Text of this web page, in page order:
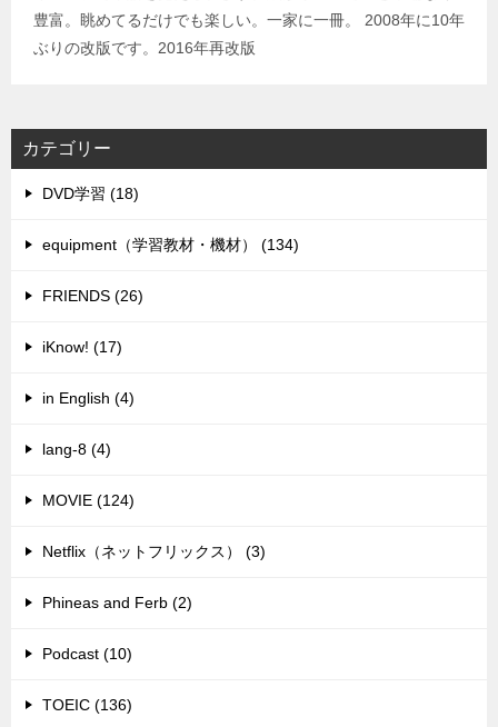
豊富。眺めてるだけでも楽しい。一家に一冊。 2008年に10年
ぶりの改版です。2016年再改版
カテゴリー
DVD学習 (18)
equipment（学習教材・機材） (134)
FRIENDS (26)
iKnow! (17)
in English (4)
lang-8 (4)
MOVIE (124)
Netflix（ネットフリックス） (3)
Phineas and Ferb (2)
Podcast (10)
TOEIC (136)